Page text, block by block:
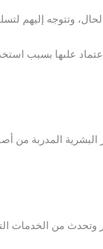
وتتوجه إليهم
علىها بسبب
المدربة من
وتحدث من الخدمات